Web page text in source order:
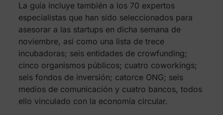
La guía incluye también a los 70 expertos
especialistas que han sido seleccionados para
asesorar a las startups en dicha semana de
noviembre, así como una lista de trece
incubadoras; seis entidades de crowfunding;
cinco organismos públicos; cuatro coworkings;
seis fondos de inversión; catorce ONG; seis
medios de comunicación y cuatro bancos, todos
ello vinculado con la economía circular.